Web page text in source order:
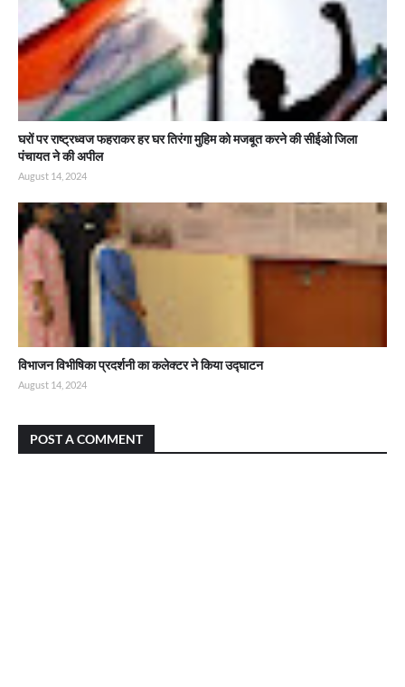
घरों पर राष्ट्रध्वज फहराकर हर घर तिरंगा मुहिम को मजबूत करने की सीईओ जिला
पंचायत ने की अपील
August 14, 2024
विभाजन विभीषिका प्रदर्शनी का कलेक्टर ने किया उद्घाटन
August 14, 2024
POST A COMMENT